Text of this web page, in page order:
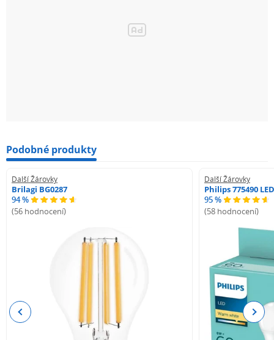
Podobné produkty
Další Žárovky
Brilagi BG0287
94 %
(56 hodnocení)
Další Žárovky
Philips 775490
95 %
(58 hodnocení)
Previous Next